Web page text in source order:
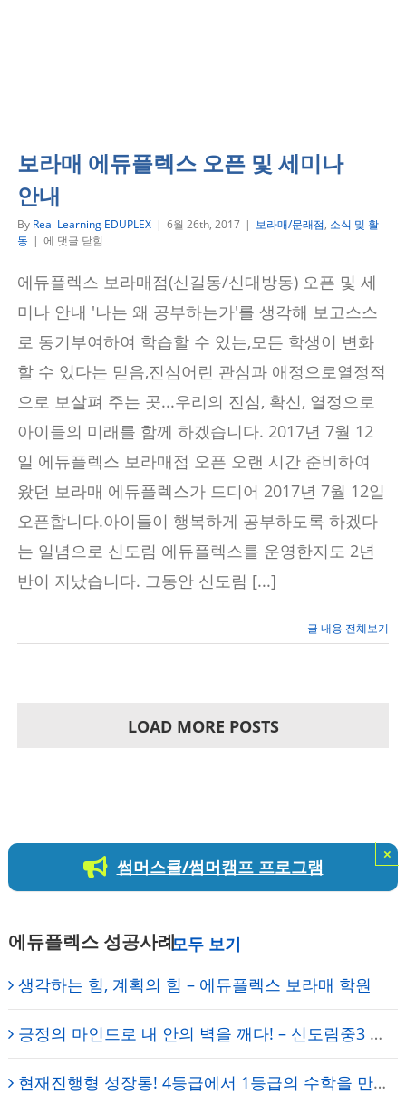
보라매 에듀플렉스 오픈 및 세미나
안내
By Real Learning EDUPLEX | 6월 26th, 2017 | 보라매/문래점, 소식 및 활
동 | 보
에
듀
플
렉
스
오
및
미
나
안
내
에 댓글 닫힘
에듀플렉스 보라매점(신길동/신대방동) 오픈 및 세
미나 안내 '나는 왜 공부하는가'를 생각해 보고스스
로 동기부여하여 학습할 수 있는,모든 학생이 변화
할 수 있다는 믿음,진심어린 관심과 애정으로열정적
으로 보살펴 주는 곳...우리의 진심, 확신, 열정으로
아이들의 미래를 함께 하겠습니다. 2017년 7월 12
일 에듀플렉스 보라매점 오픈 오랜 시간 준비하여
왔던 보라매 에듀플렉스가 드디어 2017년 7월 12일
오픈합니다.아이들이 행복하게 공부하도록 하겠다
는 일념으로 신도림 에듀플렉스를 운영한지도 2년
반이 지났습니다. 그동안 신도림 [...]
글 내용 전체보기
LOAD MORE POSTS
썸머스쿨/썸머캠프 프로그램
×
에듀플렉스 성공사례
생각하는 힘, 계획의 힘 – 에듀플렉스 보라매 학원
긍정의 마인드로 내 안의 벽을 깨다! – 신도림중3 안해인 (신도림 에듀플렉스)
현재진행형 성장통! 4등급에서 1등급의 수학을 만들다 – 영등포고 2학년 김OO 학생 – 에듀플렉스 보라매